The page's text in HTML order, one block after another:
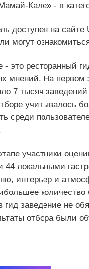
Кале» - в
доступен на
могут
- это ресторанный
мнений. На первом
7 тысяч
учитывалось
среди
участники
44 локальными
интерьер и
количество
гид заведение не
отбора были